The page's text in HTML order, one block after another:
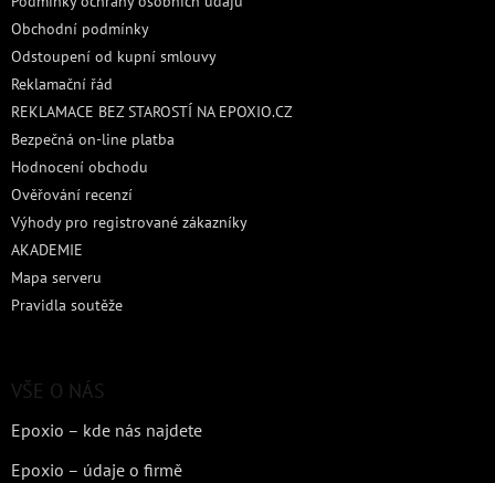
Obchodní podmínky
Odstoupení od kupní smlouvy
Reklamační řád
REKLAMACE BEZ STAROSTÍ NA EPOXIO.CZ
Bezpečná on-line platba
Hodnocení obchodu
Ověřování recenzí
Výhody pro registrované zákazníky
AKADEMIE
Mapa serveru
Pravidla soutěže
VŠE O NÁS
Epoxio – kde nás najdete
Epoxio – údaje o firmě